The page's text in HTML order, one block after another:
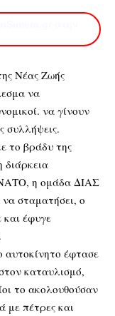
Νέας Ζωής
να
να γίνουν
συλλήψεις.
το βράδυ της
η ομάδα ΔΙΑΣ
σταματήσει, ο
και έφυγε
αυτοκίνητο έφτασε
καταυλισμό,
το ακολουθούσαν
με πέτρες και